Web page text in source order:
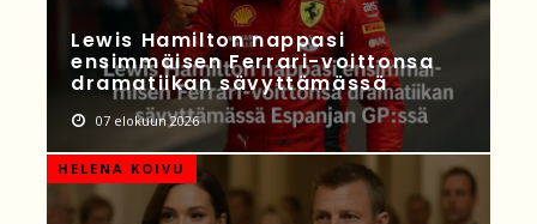
Lewis Hamilton nappasi
ensimmäisen Ferrari-voittonsa
dramatiikan sävyttämässä
07 elokuun 2026
HELENA KOIVU